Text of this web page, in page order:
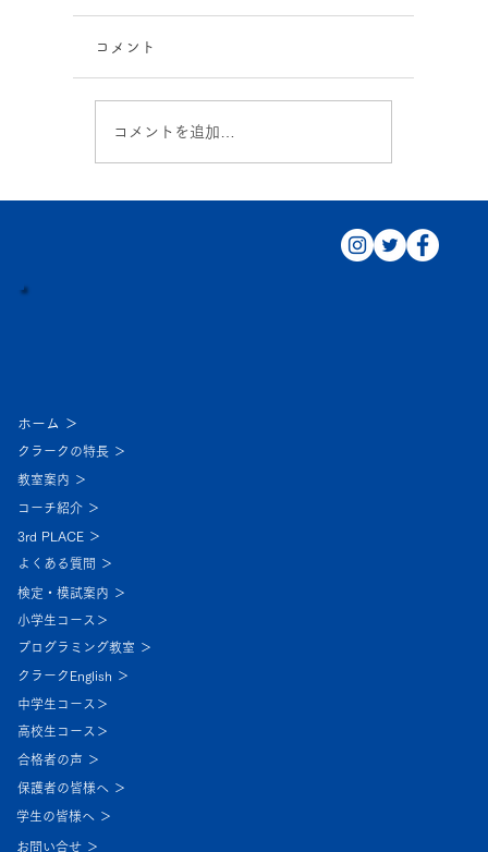
7月イベント！
コメント
コメントを追加…
ホーム ＞
クラークの特長 ＞
教室案内 ＞
よくある質問 ＞
検定・模試案内 ＞
コーチ紹介 ＞
3rd PLACE ＞
小学生コース＞
クラークEnglish ＞
プログラミング教室 ＞
中学生コース＞
高校生コース＞
合格者の声 ＞
保護者の皆様へ ＞
学生の皆様へ ＞
お問い合せ ＞